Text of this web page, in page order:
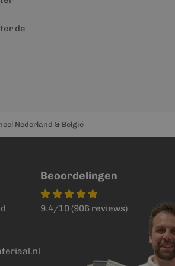
de
Nederland & België
Beoordelingen
9.4/10 (906 reviews)